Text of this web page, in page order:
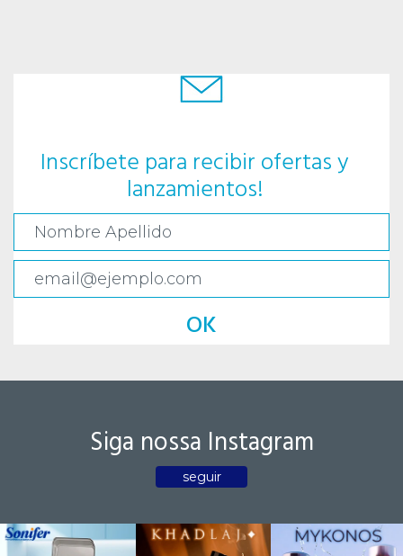
Inscríbete para recibir ofertas y
lanzamientos!
OK
Siga nossa Instagram
seguir